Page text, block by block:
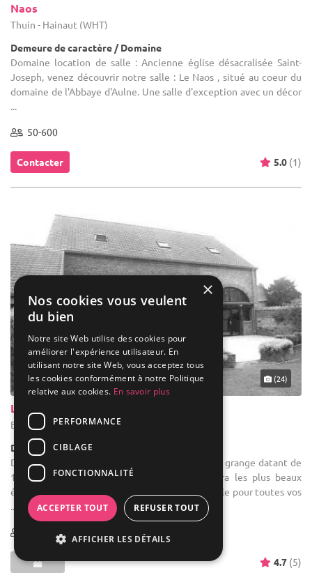
Naos
Thuin - Hainaut (WHT)
Demeure de caractère / Domaine
Domaine location de salle : Ancienne église désacralisée Saint-
Joseph, venez découvrir notre salle : Le Naos , situé au coeur du
domaine de l'Abbaye d'Aulne. Une salle d'exception avec un décor
...
50-600
Contacter 5.0 (1)
(24)
La Grange Aux Artistes
Belœil - Hainaut (WHT)
Demeure de caractère / Domaine
Domaine location de salle : Située au sein d'une grange datant de
1908, cette petite salle de charme accueillera les plus beaux
événements de votre vie. En effet, elle est idéale pour toutes vos
...
4.7 (5)
×
Nos cookies vous veulent
du bien
Notre site Web utilise des cookies pour
améliorer l'expérience utilisateur. En
utilisant notre site Web, vous acceptez tous
les cookies conformément à notre Politique
relative aux cookies. En savoir plus
PERFORMANCE
CIBLAGE
FONCTIONNALITÉ
ACCEPTER TOUT REFUSER TOUT
AFFICHER LES DÉTAILS